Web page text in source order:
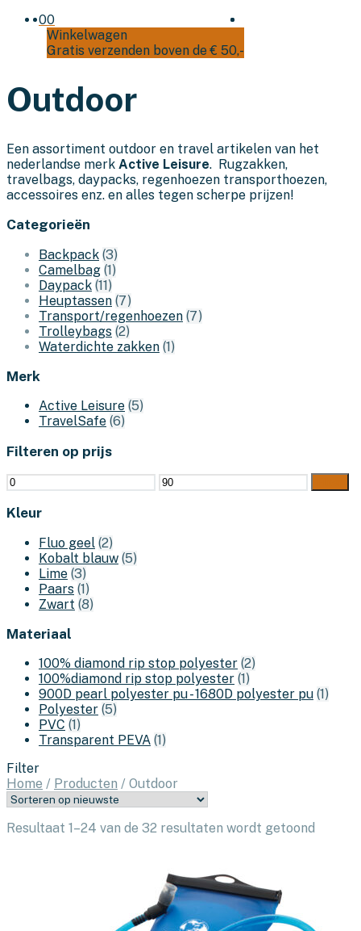
00
Winkelwagen
Gratis verzenden boven de € 50,-
Outdoor
Een assortiment outdoor en travel artikelen van het
nederlandse merk Active Leisure. Rugzakken,
travelbags, daypacks, regenhoezen transporthoezen,
accessoires enz. en alles tegen scherpe prijzen!
Categorieën
Backpack (3)
Camelbag (1)
Daypack (11)
Heuptassen (7)
Transport/regenhoezen (7)
Trolleybags (2)
Waterdichte zakken (1)
Merk
Active Leisure (5)
TravelSafe (6)
Filteren op prijs
Min.
prijs
Max.
prijs
Kleur
Fluo geel (2)
Kobalt blauw (5)
Lime (3)
Paars (1)
Zwart (8)
Materiaal
100% diamond rip stop polyester (2)
100%diamond rip stop polyester (1)
900D pearl polyester pu - 1680D polyester pu (1)
Polyester (5)
PVC (1)
Transparent PEVA (1)
Filter
Home / Producten / Outdoor
Resultaat 1–24 van de 32 resultaten wordt getoond